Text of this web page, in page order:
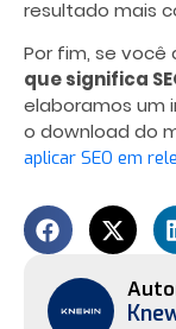
resultado mais
Por fim, se você
que significa
elaboramos um
o download do
aplicar SEO em